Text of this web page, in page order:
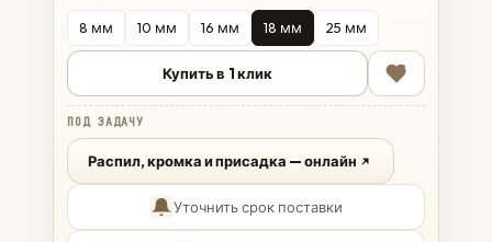
8 мм 10 мм 16 мм 18 мм 25 мм
Купить в 1 клик
ПОД ЗАДАЧУ
Распил, кромка и присадка — онлайн
Уточнить срок поставки